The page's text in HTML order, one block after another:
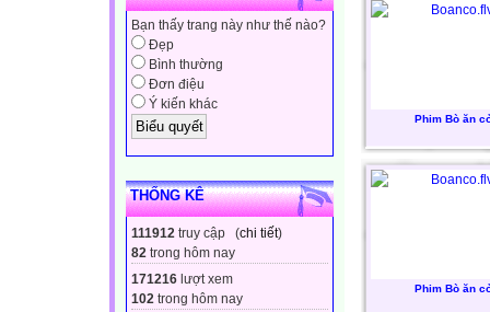
Bạn thấy trang này như thế nào?
Đẹp
Bình thường
Đơn điệu
Ý kiến khác
THỐNG KÊ
111912 truy cập (chi tiết)
82 trong hôm nay
171216 lượt xem
102 trong hôm nay
Phim Bò ăn
Phim Bò ăn